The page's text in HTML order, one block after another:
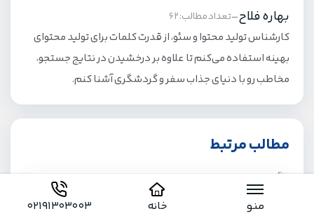
منو خانه 02191303003
مسیرها، جاذبه‌ها و جزئیات سفر مطلع شوید.
بهاره فلاح-تعداد مطالب: 62
کارشناس تولید محتوا و سئو، از قدرت کلمات برای تولید محتوای
بهینه استفاده می‌کنم تا علاوه بر درخشیدن در نتایج جستجو،
مخاطب رو با دنیای جذاب سفر و گردشگری آشنا کنم.
مطالب مرتبط
میدان جمهوری ارمنستان؛ قلب تپنده ایروان +